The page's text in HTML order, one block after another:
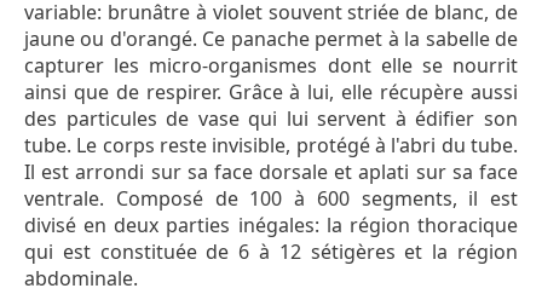
variable: brunâtre à violet souvent striée de blanc, de
jaune ou d'orangé. Ce panache permet à la sabelle de
capturer les micro-organismes dont elle se nourrit
ainsi que de respirer. Grâce à lui, elle récupère aussi
des particules de vase qui lui servent à édifier son
tube. Le corps reste invisible, protégé à l'abri du tube.
Il est arrondi sur sa face dorsale et aplati sur sa face
ventrale. Composé de 100 à 600 segments, il est
divisé en deux parties inégales: la région thoracique
qui est constituée de 6 à 12 sétigères et la région
abdominale.